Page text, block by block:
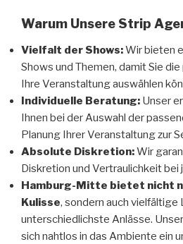
Warum Unsere Strip
Vielfalt der Shows:Wir bieten
Shows und Themen, damit Sie
Ihre Veranstaltung auswählen
Individuelle Beratung: Unser
Ihnen bei der Auswahl der
Planung Ihrer Veranstaltung zur
Absolute Diskretion:Wir
Diskretion und Vertraulichkeit bei
Hamburg-Mitte bietet nicht
Kulisse, sondern auch vielfältige
unterschiedlichste Anlässe.
sich nahtlos in das Ambiente ein